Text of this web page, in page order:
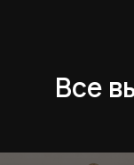
Все